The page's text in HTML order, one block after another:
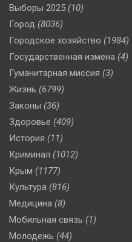
Выборы 2025 (10)
Город (8036)
Городское хозяйство (1984)
Государственная измена (4)
Гуманитарная миссия (3)
Жизнь (6799)
Законы (36)
Здоровье (409)
История (11)
Криминал (1012)
Крым (1177)
Культура (816)
Медицина (8)
Мобильная связь (1)
Молодежь (44)